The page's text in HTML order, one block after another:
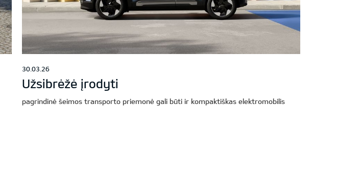
30.03.26
Užsibrėžė įrodyti
pagrindinė šeimos transporto priemonė gali būti ir kompaktiškas elektromobilis